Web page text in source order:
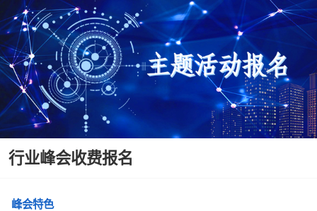
行业峰会收费报名
峰会特色